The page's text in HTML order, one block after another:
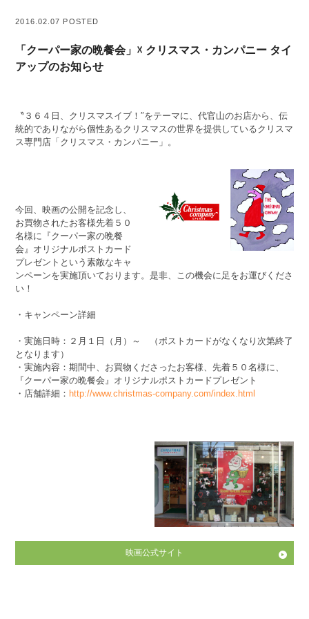
2016.02.07 POSTED
「クーパー家の晩餐会」☓ クリスマス・カンパニー タイ
アップのお知らせ
〝３６４日、クリスマスイブ！″をテーマに、代官山のお店から、伝
統的でありながら個性あるクリスマスの世界を提供しているクリスマ
ス専門店「クリスマス・カンパニー」。
今回、映画の公開を記念し、
お買物されたお客様先着５０
名様に『クーパー家の晩餐
会』オリジナルポストカード
プレゼントという素敵なキャ
ンペーンを実施頂いております。是非、この機会に足をお運びくださ
い！
・キャンペーン詳細
・実施日時：２月１日（月）～ （ポストカードがなくなり次第終了
となります）
・実施内容：期間中、お買物くださったお客様、先着５０名様に、
『クーパー家の晩餐会』オリジナルポストカードプレゼント
・店舗詳細： http://www.christmas-company.com/index.html
映画公式サイト